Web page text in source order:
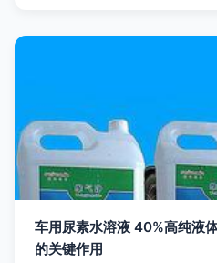
车用尿素水溶液 40%高纯液
的关键作用